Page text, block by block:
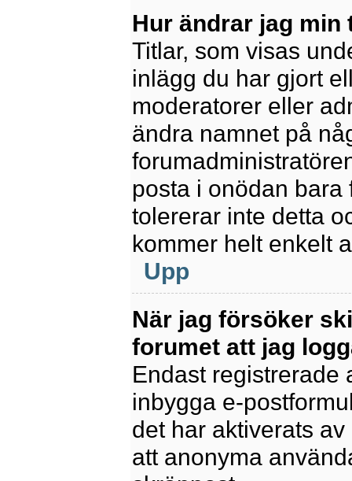
Hur ändrar jag min
Titlar, som visas
inlägg du har gjort
moderatorer eller
ändra namnet på
posta i onödan bara
tolererar inte detta
kommer helt enkelt
Upp
När jag försöker
forumet att jag
Endast registrerade
inbygga e-
det har aktiverats
att anonyma